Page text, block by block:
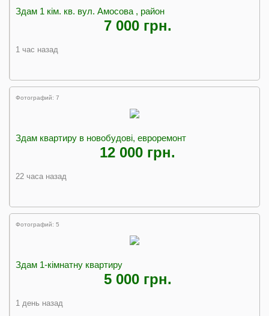
Здам 1 кiм. кв. вул. Амосова , район
7 000 грн.
1 час назад
Фотографий: 7
Здам квартиру в новобудові, евроремонт
12 000 грн.
22 часа назад
Фотографий: 5
Здам 1-кімнатну квартиру
5 000 грн.
1 день назад